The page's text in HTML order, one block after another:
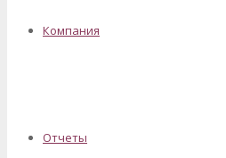
Компания
Отчеты